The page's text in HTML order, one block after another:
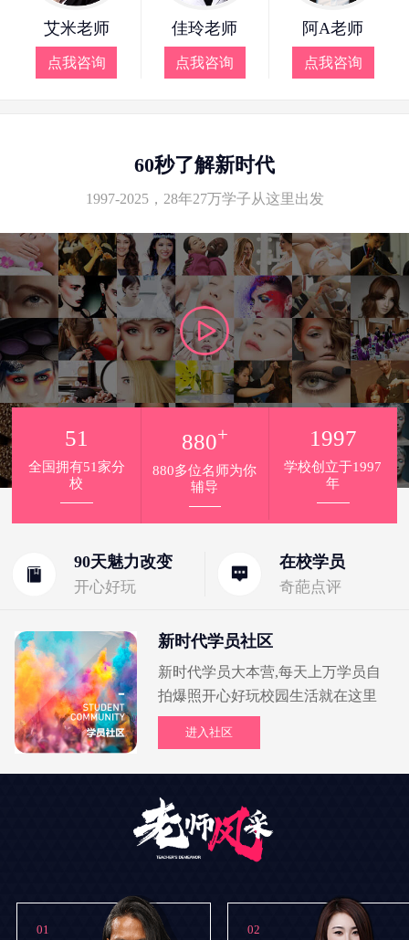
艾米老师
点我咨询
佳玲老师
点我咨询
阿A老师
点我咨询
60秒了解新时代
1997-2025，28年27万学子从这里出发
90天魅力改变
开心好玩
在校学员
奇葩点评
51
全国拥有51家分
校
880+
880多位名师为你
辅导
1997
学校创立于1997
年
新时代学员社区
新时代学员大本营,每天上万学员自
拍爆照开心好玩校园生活就在这里
进入社区
01 02